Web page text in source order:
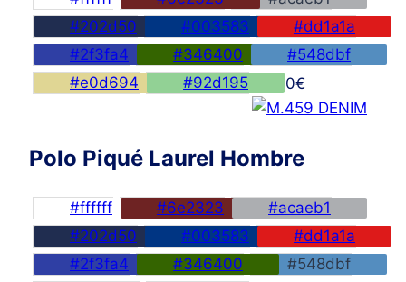
#202d50
#003583
#dd1a1a
#2f3fa4
#346400
#548dbf
#e0d694
#92d195 45,00€
Polo Piqué Laurel Hombre
#ffffff #6e2323
#acaeb1
#202d50
#003583
#dd1a1a
#2f3fa4
#346400
#548dbf